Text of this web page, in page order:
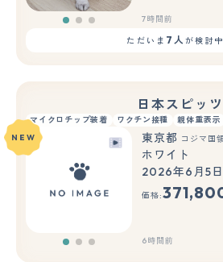
7時間前
ただいま 7人が検討中
日本スピッツ
マイクロチップ装着 ワクチン接種 親体重表示
NEW 東京都 コジマ国
ホワイト
2026年6月5日
価格:
6時間前